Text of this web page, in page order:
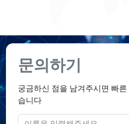
문의하기
궁금하신 점을 남겨주시면 빠
습니다